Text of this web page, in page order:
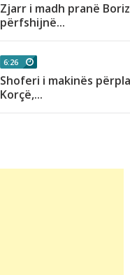
Zjarr i madh pranë
përfshijnë...
6:26
Shoferi i makinës
Korçë,...